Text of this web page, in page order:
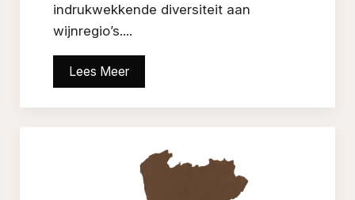
indrukwekkende diversiteit aan
wijnregio’s....
Lees Meer